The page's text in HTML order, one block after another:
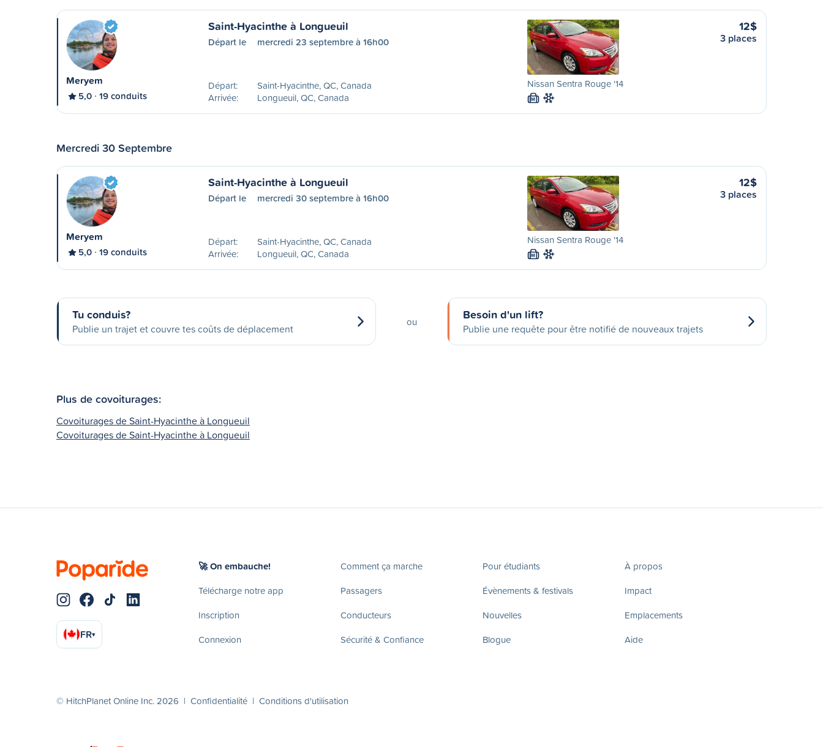
Meryem
5,0 19 conduits
Saint-Hyacinthe à Longueuil
Départ le mercredi 23 septembre à 16h00
Départ:
Saint-Hyacinthe, QC, Canada
Arrivée:
Longueuil, QC, Canada
Nissan Sentra Rouge '14
M
12$
3 places
Mercredi 30 Septembre
Meryem
5,0 19 conduits
Saint-Hyacinthe à Longueuil
Départ le mercredi 30 septembre à 16h00
Départ:
Saint-Hyacinthe, QC, Canada
Arrivée:
Longueuil, QC, Canada
Nissan Sentra Rouge '14
M
12$
3 places
Tu conduis?
Publie un trajet et couvre tes coûts de déplacement
ou Besoin d'un lift?
Publie une requête pour être notifié de nouveaux trajets
Plus de covoiturages:
Covoiturages de Saint-Hyacinthe à Longueuil
Covoiturages de Saint-Hyacinthe à Longueuil
FR▾
🚀 On embauche!
Télécharge notre app
Inscription
Connexion
Comment ça marche
Passagers
Conducteurs
Sécurité & Confiance
Pour étudiants
Évènements & festivals
Nouvelles
Blogue
À propos
Impact
Emplacements
Aide
© HitchPlanet Online Inc. 2026 | Confidentialité | Conditions d'utilisation